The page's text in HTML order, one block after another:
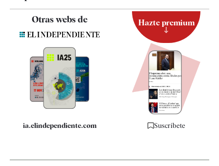
Quiénes somos
Especificaciones
Otras webs de
ia.elindependiente.com
Hazte premium
Suscríbete